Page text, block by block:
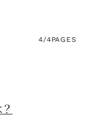
4/4PAGES